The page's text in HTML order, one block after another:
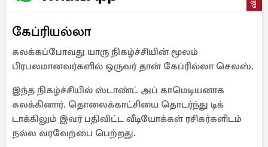
கேப்ரியல்லா
கலக்கப்போவது யாரு நிகழ்ச்சியின் மூலம்
பிரபலமானவர்களில் ஒருவர் தான் கேப்ரில்லா செலஸ்.
இந்த நிகழ்ச்சியில் ஸ்டாண்ட் அப் காமெடியனாக
கலக்கினார். தொலைக்காட்சியை தொடர்ந்து டிக்
டாக்கிலும் இவர் பதிவிட்ட வீடியோக்கள் ரசிகர்களிடம்
நல்ல வரவேற்பை பெற்றது.